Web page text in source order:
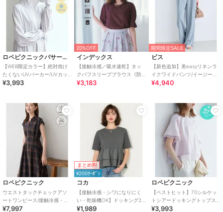
ロペピクニックパサージュ
【WEB限定カラー】絶対焼け
たくないUVパーカー/UVカッ
ト・接触冷感
¥3,993
20%OFF
インデックス
【接触冷感／吸水速乾】タッ
クパフスリーブブラウス《防
シワ／洗濯機OK／XS～3L／
¥3,183
期間限定SALE
ビス
【新色追加】美easyリネンラ
イクワイドパンツ/イージーケ
ア・接触冷感・セットアップ
¥4,940
ロペピクニック
ウエストタックチェックアソ
ートワンピース/接触冷感・防
シワ・リンクコーデ
¥7,997
まとめ割
¥200ｸｰﾎﾟﾝ
コカ
【接触冷感・シワになりにく
い・乾燥機OK】ドッキング2
段フリルTシャツ 全2色
¥1,989
ロペピクニック
【ベストヒット】70シルケッ
トシアードッキングトップス/
着丈が選べる・UVカット・接
¥3,993